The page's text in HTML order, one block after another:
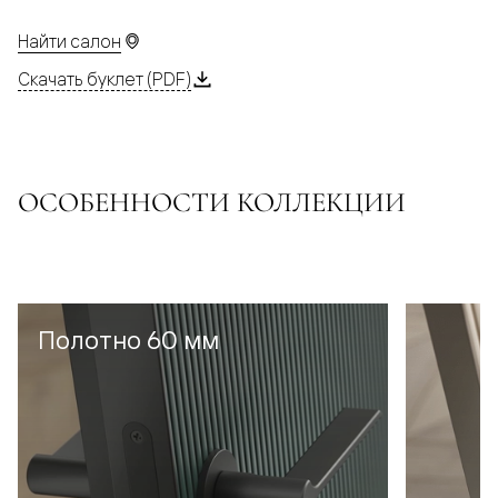
Найти салон
Скачать буклет (PDF)
ОСОБЕННОСТИ КОЛЛЕКЦИИ
Полотно 60 мм